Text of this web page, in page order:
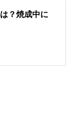
？焼成中に